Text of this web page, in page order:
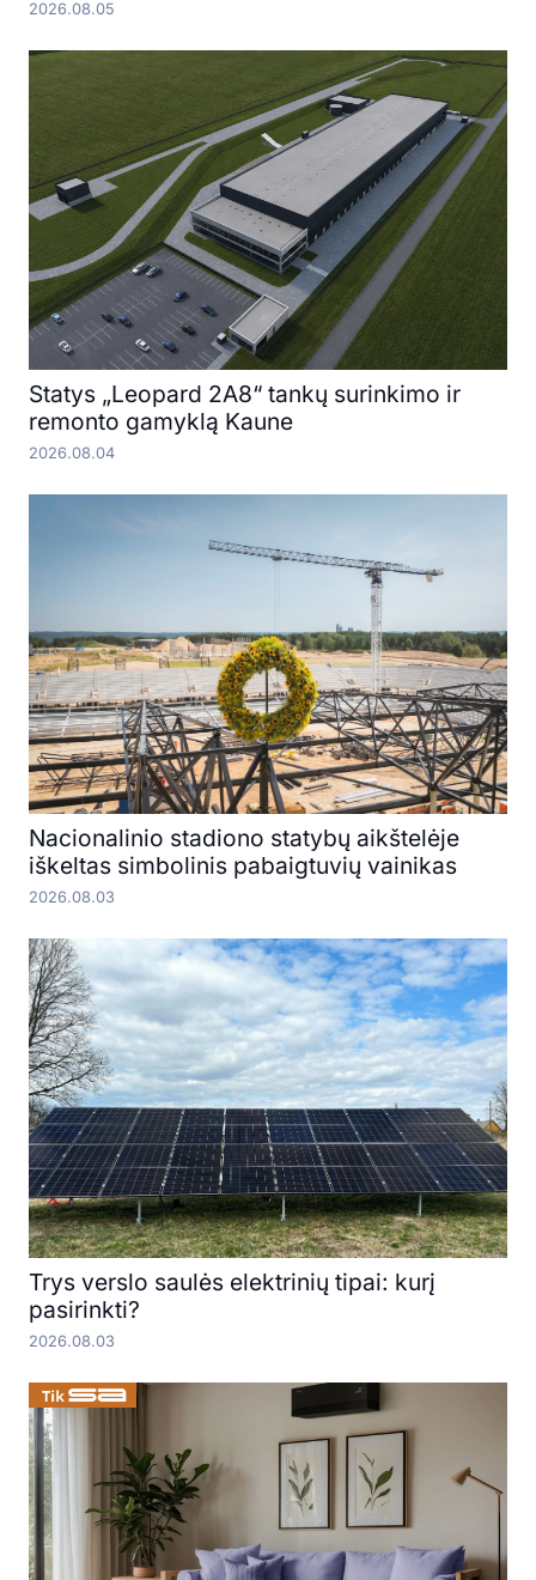
2026.08.05
Statys „Leopard 2A8“ tankų surinkimo ir
remonto gamyklą Kaune
2026.08.04
Nacionalinio stadiono statybų aikštelėje
iškeltas simbolinis pabaigtuvių vainikas
2026.08.03
Trys verslo saulės elektrinių tipai: kurį
pasirinkti?
2026.08.03